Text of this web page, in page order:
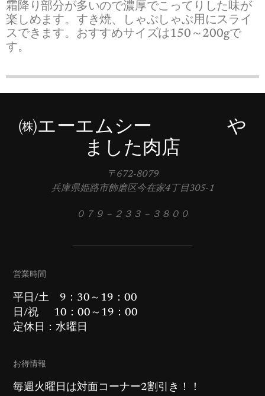
霜降り部分が多いので濃厚でこってりした味が
楽しめます。すき焼、しゃぶしゃぶ用にスライ
スできます。おすすめサイズは150～200gで
す。
㈱エーエムシー や
ました肉店
〒672-8079
兵庫県姫路市飾磨区今在家4丁目305-1
０７９－２３３－３８００
営業時間
平日/土 9：30～19：00
日/祝 10：00～19：00
定休日：水曜日
お得情報
毎週火曜日は対面コーナー2割引き！！